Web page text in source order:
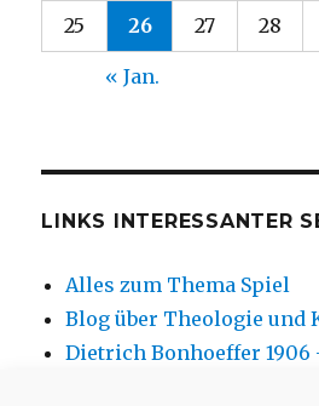
25 26 27 28
« Jan.
LINKS INTERESSANTER
Alles zum Thema Spiel
Blog über Theologie und
Dietrich Bonhoeffer 1906